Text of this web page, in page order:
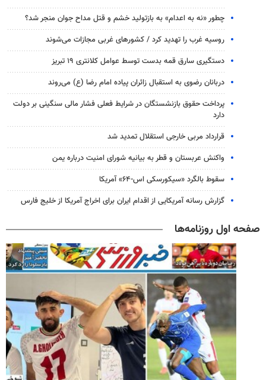
چطور «نه به اعدام» به بازتولید خشم و قتل مداح جوان منجر شد؟
روسیه غرب را تهدید کرد / کشورهای غربی مجازات می‌شوند
دستگیری سارق قمه بدست توسط عوامل کلانتری ۱۹ تبریز
دربانان رضوی به استقبال زائران پیاده امام رضا (ع) می‌روند
پرداخت حقوق بازنشستگان در شرایط فعلی فشار مالی سنگینی بر دولت
دارد
قرارداد مربی خارجی استقلال تمدید شد
واکنش عربستان و قطر به بیانیه شورای امنیت درباره یمن
سقوط بالگرد «سیکورسکی اس-۶۴» آمریکا
گزارش رسانه آمریکایی از اقدام ایران برای اخراج آمریکا از خلیج فارس
صفحه اول روزنامه‌ها